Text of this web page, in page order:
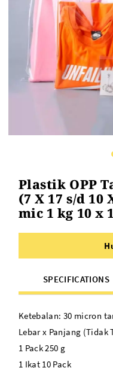
Plastik OPP
(7 X 17 s/d 10
mic 1 kg 10 x
SPECIFICATIONS
Ketebalan: 30 micron
Lebar x Panjang (Tidak
1 Pack 250 g
1 Ikat 10 Pack